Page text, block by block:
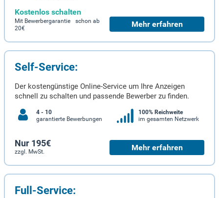
Kostenlos schalten
Mit Bewerbergarantie schon ab
20€
Mehr erfahren
Self-Service:
Der kostengünstige Online-Service um Ihre Anzeigen
schnell zu schalten und passende Bewerber zu finden.
4 - 10
garantierte Bewerbungen
100% Reichweite
im gesamten Netzwerk
Nur 195€
zzgl. MwSt. Mehr erfahren
Full-Service: